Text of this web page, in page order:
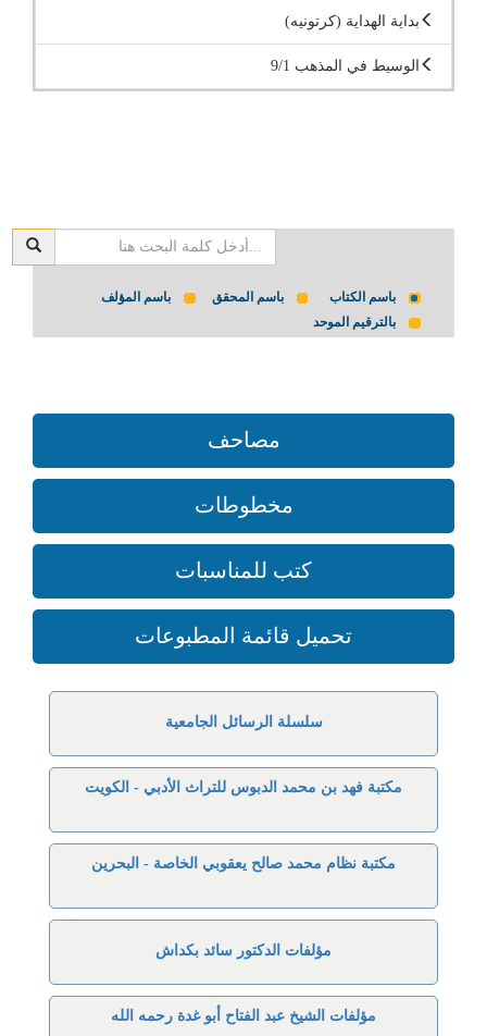
بداية الهداية (كرتونيه)
الوسيط في المذهب 9/1
باسم الكتاب باسم المحقق
باسم المؤلف
بالترقيم الموحد
مصاحف
مخطوطات
كتب للمناسبات
تحميل قائمة المطبوعات
سلسلة الرسائل الجامعية
مكتبة فهد بن محمد الدبوس للتراث الأدبي - الكويت
مكتبة نظام محمد صالح يعقوبي الخاصة - البحرين
مؤلفات الدكتور سائد بكداش
مؤلفات الشيخ عبد الفتاح أبو غدة رحمه الله